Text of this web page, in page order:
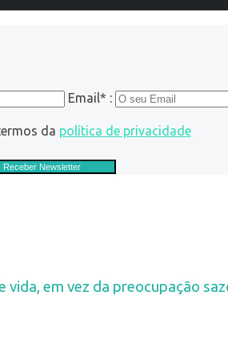
Email* :
da política de privacidade
em vez da preocupação